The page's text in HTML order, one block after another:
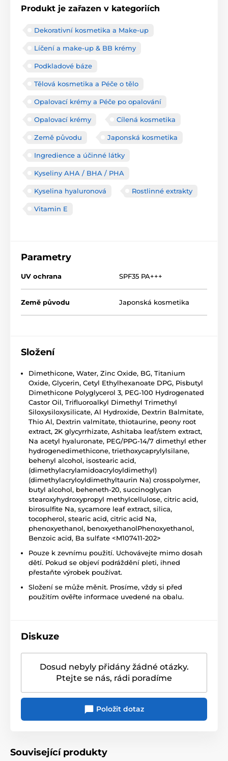
Produkt je zařazen v kategoriích
Dekorativní kosmetika a Make-up
Líčení a make-up & BB krémy
Podkladové báze
Tělová kosmetika a Péče o tělo
Opalovací krémy a Péče po opalování
Opalovací krémy Cílená kosmetika
Země původu Japonská kosmetika
Ingredience a účinné látky
Kyseliny AHA / BHA / PHA
Kyselina hyaluronová Rostlinné extrakty
Vitamin E
Parametry
UV ochrana SPF35 PA+++
Země původu Japonská kosmetika
Složení
Dimethicone, Water, Zinc Oxide, BG, Titanium
Oxide, Glycerin, Cetyl Ethylhexanoate DPG, Pisbutyl
Dimethicone Polyglycerol 3, PEG-100 Hydrogenated
Castor Oil, Trifluoroalkyl Dimethyl Trimethyl
Siloxysiloxysilicate, Al Hydroxide, Dextrin Balmitate,
Thio Al, Dextrin valmitate, thiotaurine, peony root
extract, 2K glycyrrhizate, Ashitaba leaf/stem extract,
Na acetyl hyaluronate, PEG/PPG-14/7 dimethyl ether
hydrogenedimethicone, triethoxycaprylylsilane,
behenyl alcohol, isostearic acid,
(dimethylacrylamidoacryloyldimethyl)
(dimethylacryloyldimethyltaurin Na) crosspolymer,
butyl alcohol, beheneth-20, succinoglycan
stearoxyhydroxypropyl methylcellulose, citric acid,
birosulfite Na, sycamore leaf extract, silica,
tocopherol, stearic acid, citric acid Na,
phenoxyethanol, benoxyethanolPhenoxyethanol,
Benzoic acid, Ba sulfate <M107411-202>
Pouze k zevnímu použití. Uchovávejte mimo dosah
dětí. Pokud se objeví podráždění pleti, ihned
přestaňte výrobek používat.
Složení se může měnit. Prosíme, vždy si před
použitím ověřte informace uvedené na obalu.
Diskuze
Dosud nebyly přidány žádné otázky.
Ptejte se nás, rádi poradíme
Položit dotaz
Související produkty